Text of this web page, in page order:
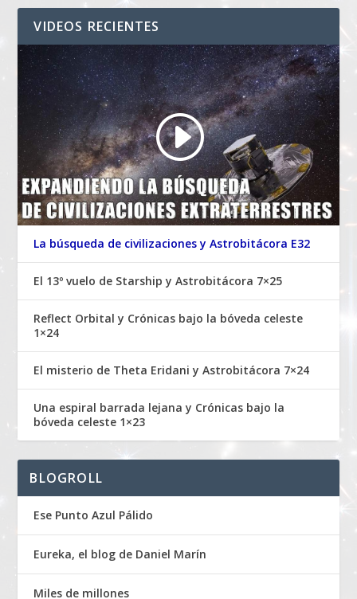
VIDEOS RECIENTES
La búsqueda de civilizaciones y Astrobitácora E32
El 13º vuelo de Starship y Astrobitácora 7×25
Reflect Orbital y Crónicas bajo la bóveda celeste
1×24
El misterio de Theta Eridani y Astrobitácora 7×24
Una espiral barrada lejana y Crónicas bajo la
bóveda celeste 1×23
BLOGROLL
Ese Punto Azul Pálido
Eureka, el blog de Daniel Marín
Miles de millones